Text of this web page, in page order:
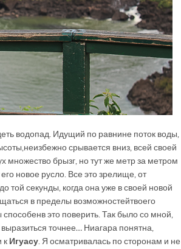
водопад. Идущий по равнине поток воды,
неизбежно срывается вниз, всей своей
множество брызг, но тут же метр за метром
новое русло. Все это зрелище, от
той секунды, когда она уже в своей новой
в пределы возможностей твоего
в это поверить. Так было со мной,
точнее… Ниагара понятна,
к Игуасу . Я осматривалась по сторонам и не